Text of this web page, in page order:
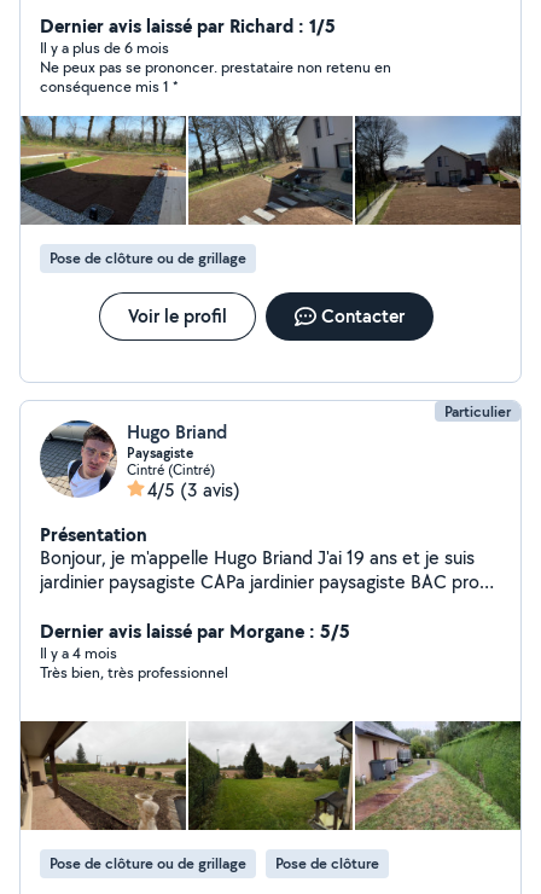
ou petite surface ---élagage coupe d'arbre --
débroussaillage et ramassage des feuilles Service de
nettoyage peinture et ravalement ---nettoyage de
toiture dallage muret terrasse pignon façade... Peinture
intérieur extérieur peinture muret façade pignon... ---
l'évacuation des déchets verts des encombrants des
gravats et autres Disponibles 24h24
Dernier avis laissé par Richard : 1/5
Il y a plus de 6 mois
Ne peux pas se prononcer. prestataire non retenu en
conséquence mis 1 *
Pose de clôture ou de grillage
Voir le profil Contacter
Particulier
Hugo Briand
Paysagiste
Cintré (Cintré)
4/5 (3 avis)
Présentation
Bonjour, je m'appelle Hugo Briand J'ai 19 ans et je suis
jardinier paysagiste CAPa jardinier paysagiste BAC pro
Depuis 5 ans dans le monde du paysage je suis très
motivé et passionné par le travail en extérieur, je
propose mes services pour l'entretien et
haies, désherbage, création de massifs, plantations.
Travaux de maçonnerie paysagère : terrasse, pavage,
chaînette de pavés mais aussi pose de gazon naturel ou
synthétique. Sérieux, ponctuel et à l'écoute, je m'adapte
à vos besoins pour un jardin toujours soigné et agréable
à vivre.
Dernier avis laissé par Morgane : 5/5
Il y a 4 mois
Très bien, très professionnel
Pose de clôture ou de grillage Pose de clôture